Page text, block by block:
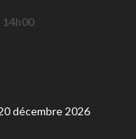
décembre 2026